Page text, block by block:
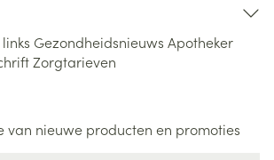
Gezondheidsnieuws Apotheker
Zorgtarieven
van nieuwe producten en promoties